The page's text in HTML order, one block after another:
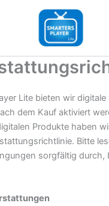
Lite bieten wir
dem Kauf aktiviert
Produkte haben
Bitte
sorgfältig durch,